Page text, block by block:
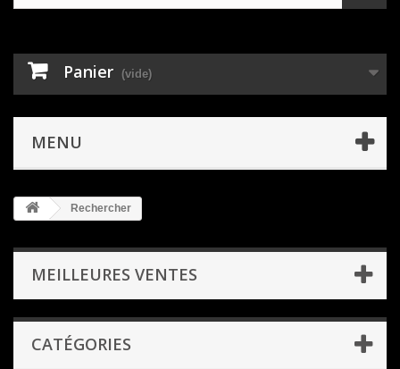
Panier (vide)
MENU
Rechercher
MEILLEURES VENTES
CATÉGORIES